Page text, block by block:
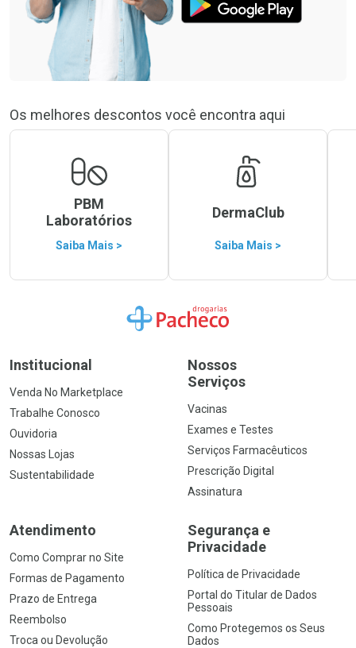
Os melhores descontos você encontra aqui
PBM
Laboratórios
Saiba Mais >
DermaClub
Saiba Mais >
Ir para a Home
Institucional
Venda No Marketplace
Trabalhe Conosco
Ouvidoria
Nossas Lojas
Sustentabilidade
Nossos
Serviços
Vacinas
Exames e Testes
Serviços Farmacêuticos
Prescrição Digital
Assinatura
Atendimento
Como Comprar no Site
Formas de Pagamento
Prazo de Entrega
Reembolso
Troca ou Devolução
Segurança e
Privacidade
Política de Privacidade
Portal do Titular de Dados
Pessoais
Como Protegemos os Seus
Dados